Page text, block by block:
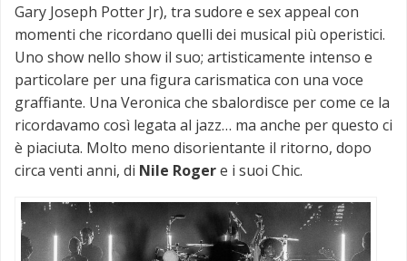
Gary Joseph Potter Jr), tra sudore e sex appeal con
momenti che ricordano quelli dei musical più operistici.
Uno show nello show il suo; artisticamente intenso e
particolare per una figura carismatica con una voce
graffiante. Una Veronica che sbalordisce per come ce la
ricordavamo così legata al jazz… ma anche per questo ci
è piaciuta. Molto meno disorientante il ritorno, dopo
circa venti anni, di Nile Rogere i suoi Chic.